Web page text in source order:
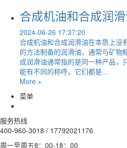
合成机油和合成润
2024-06-26 17:37:20
合成机油和合成润滑油在本质上没
的方法制备的润滑油，通常与矿物
成润滑油通常指的是同一种产品，
能有不同的称呼。它们都是...
More +
菜单
服务热线
400-960-3018 / 17792021176
周一至周五8：00-18：00